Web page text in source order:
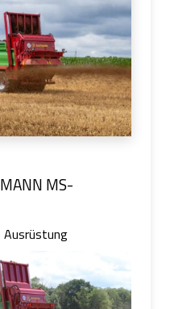
MS-